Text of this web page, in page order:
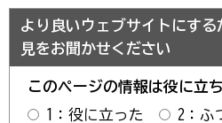
より良いウェブサイトにす
見をお聞かせください
このページの情報は役に立
1：役に立った
2：ふ